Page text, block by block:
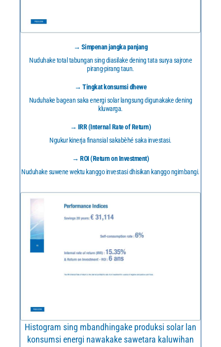
→ Simpenan jangka panjang
Nuduhake total tabungan sing diasilake dening tata surya sajrone
pirang-pirang taun.
→ Tingkat konsumsi dhewe
Nuduhake bagean saka energi solar langsung digunakake dening
kluwarga.
→ IRR (Internal Rate of Return)
Ngukur kinerja finansial sakabèhé saka investasi.
→ ROI (Return on Investment)
Nuduhake suwene wektu kanggo investasi dhisikan kanggo ngimbangi.
Histogram sing mbandhingake produksi solar lan
konsumsi energi nawakake sawetara kaluwihan